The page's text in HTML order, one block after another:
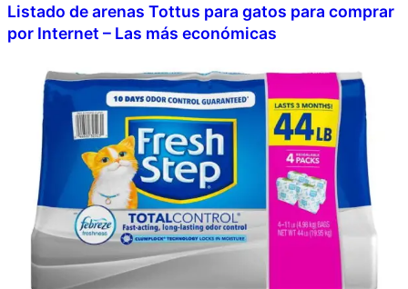
Listado de arenas Tottus para gatos para comprar
por Internet – Las más económicas